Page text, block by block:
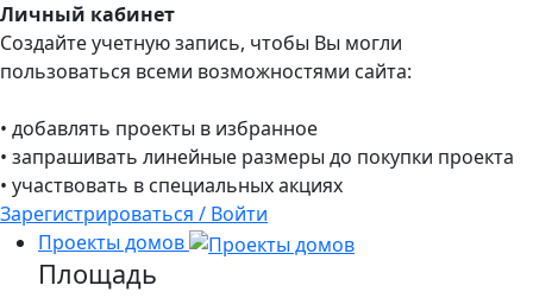
Личный кабинет
Создайте учетную запись, чтобы Вы могли
пользоваться всеми возможностями сайта:
• добавлять проекты в избранное
• запрашивать линейные размеры до покупки проекта
• участвовать в специальных акциях
Зарегистрироваться / Войти
Проекты домов
Площадь